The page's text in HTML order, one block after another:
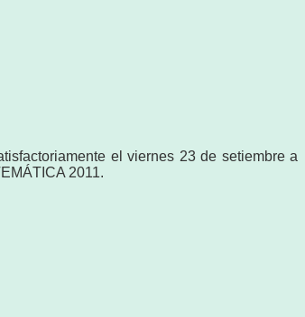
el viernes 23 de setiembre a
2011.